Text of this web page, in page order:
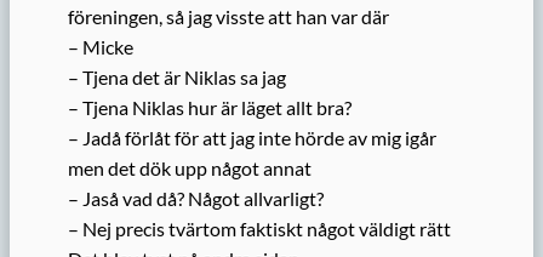
föreningen, så jag visste att han var där
– Micke
– Tjena det är Niklas sa jag
– Tjena Niklas hur är läget allt bra?
– Jadå förlåt för att jag inte hörde av mig igår
men det dök upp något annat
– Jaså vad då? Något allvarligt?
– Nej precis tvärtom faktiskt något väldigt rätt